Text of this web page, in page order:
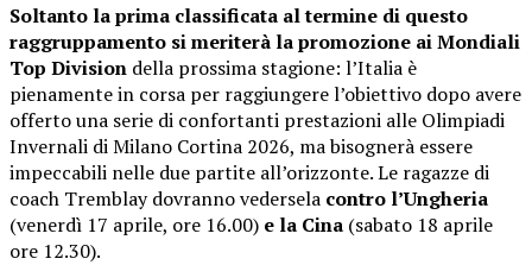
Soltanto la prima classificata al termine di questo
raggruppamento si meriterà la promozione ai Mondiali
Top Division della prossima stagione: l’Italia è
pienamente in corsa per raggiungere l’obiettivo dopo avere
offerto una serie di confortanti prestazioni alle Olimpiadi
Invernali di Milano Cortina 2026, ma bisognerà essere
impeccabili nelle due partite all’orizzonte. Le ragazze di
coach Tremblay dovranno vedersela contro l’Ungheria
(venerdì 17 aprile, ore 16.00) e la Cina (sabato 18 aprile
ore 12.30).